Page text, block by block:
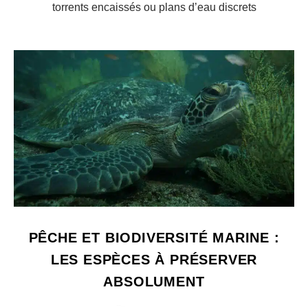
torrents encaissés ou plans d’eau discrets
PÊCHE ET BIODIVERSITÉ MARINE :
LES ESPÈCES À PRÉSERVER
ABSOLUMENT